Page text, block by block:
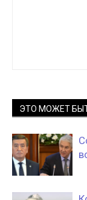
ЭТО МОЖЕТ